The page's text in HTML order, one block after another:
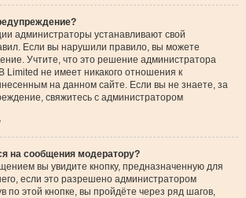
администраторы устанавливают свой
Если вы нарушили правило, вы можете
Учтите, что это решение администратора
Limited не имеет никакого отношения к
на данном сайте. Если вы не знаете, за
свяжитесь с администратором
на сообщения модератору?
вы увидите кнопку, предназначенную для
если это разрешено администратором
по этой кнопке, вы пройдёте через ряд шагов,